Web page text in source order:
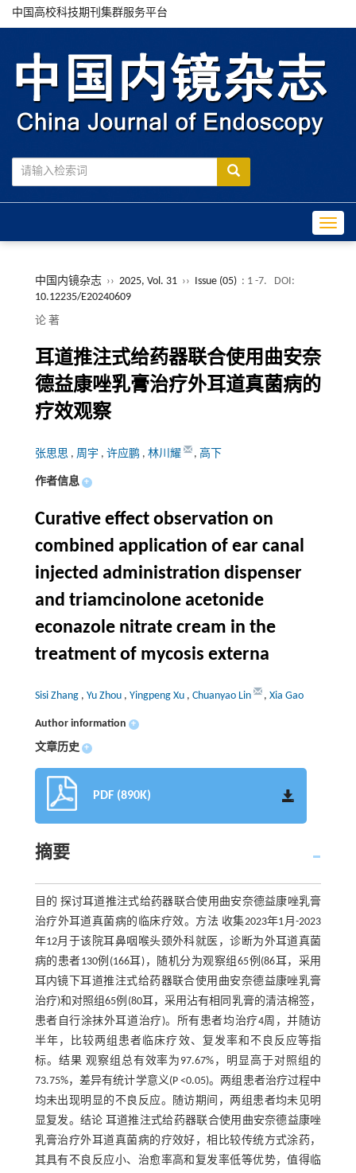
中国高校科技期刊集群服务平台
中国内镜杂志 ›› 2025, Vol. 31 ›› Issue (05) : 1 -7.
DOI:
10.12235/E20240609
论 著
耳道推注式给药器联合使用曲安奈
德益康唑乳膏治疗外耳道真菌病的
疗效观察
张思思 , 周宇 , 许应鹏 , 林川耀 , 高下
作者信息 +
Curative effect observation on
combined application of ear canal
injected administration dispenser
and triamcinolone acetonide
econazole nitrate cream in the
treatment of mycosis externa
Sisi Zhang , Yu Zhou , Yingpeng Xu , Chuanyao Lin , Xia Gao
Author information +
文章历史 +
PDF (890K)
摘要
目的 探讨耳道推注式给药器联合使用曲安奈德益康唑乳膏
治疗外耳道真菌病的临床疗效。方法 收集2023年1月-2023
年12月于该院耳鼻咽喉头颈外科就医，诊断为外耳道真菌
病的患者130例(166耳)，随机分为观察组65例(86耳，采用
耳内镜下耳道推注式给药器联合使用曲安奈德益康唑乳膏
治疗)和对照组65例(80耳，采用沾有相同乳膏的清洁棉签，
患者自行涂抹外耳道治疗)。所有患者均治疗4周，并随访
半年，比较两组患者临床疗效、复发率和不良反应等指
标。结果 观察组总有效率为97.67%，明显高于对照组的
73.75%，差异有统计学意义(P <0.05)。两组患者治疗过程中
均未出现明显的不良反应。随访期间，两组患者均未见明
显复发。结论 耳道推注式给药器联合使用曲安奈德益康唑
乳膏治疗外耳道真菌病的疗效好，相比较传统方式涂药，
其具有不良反应小、治愈率高和复发率低等优势，值得临